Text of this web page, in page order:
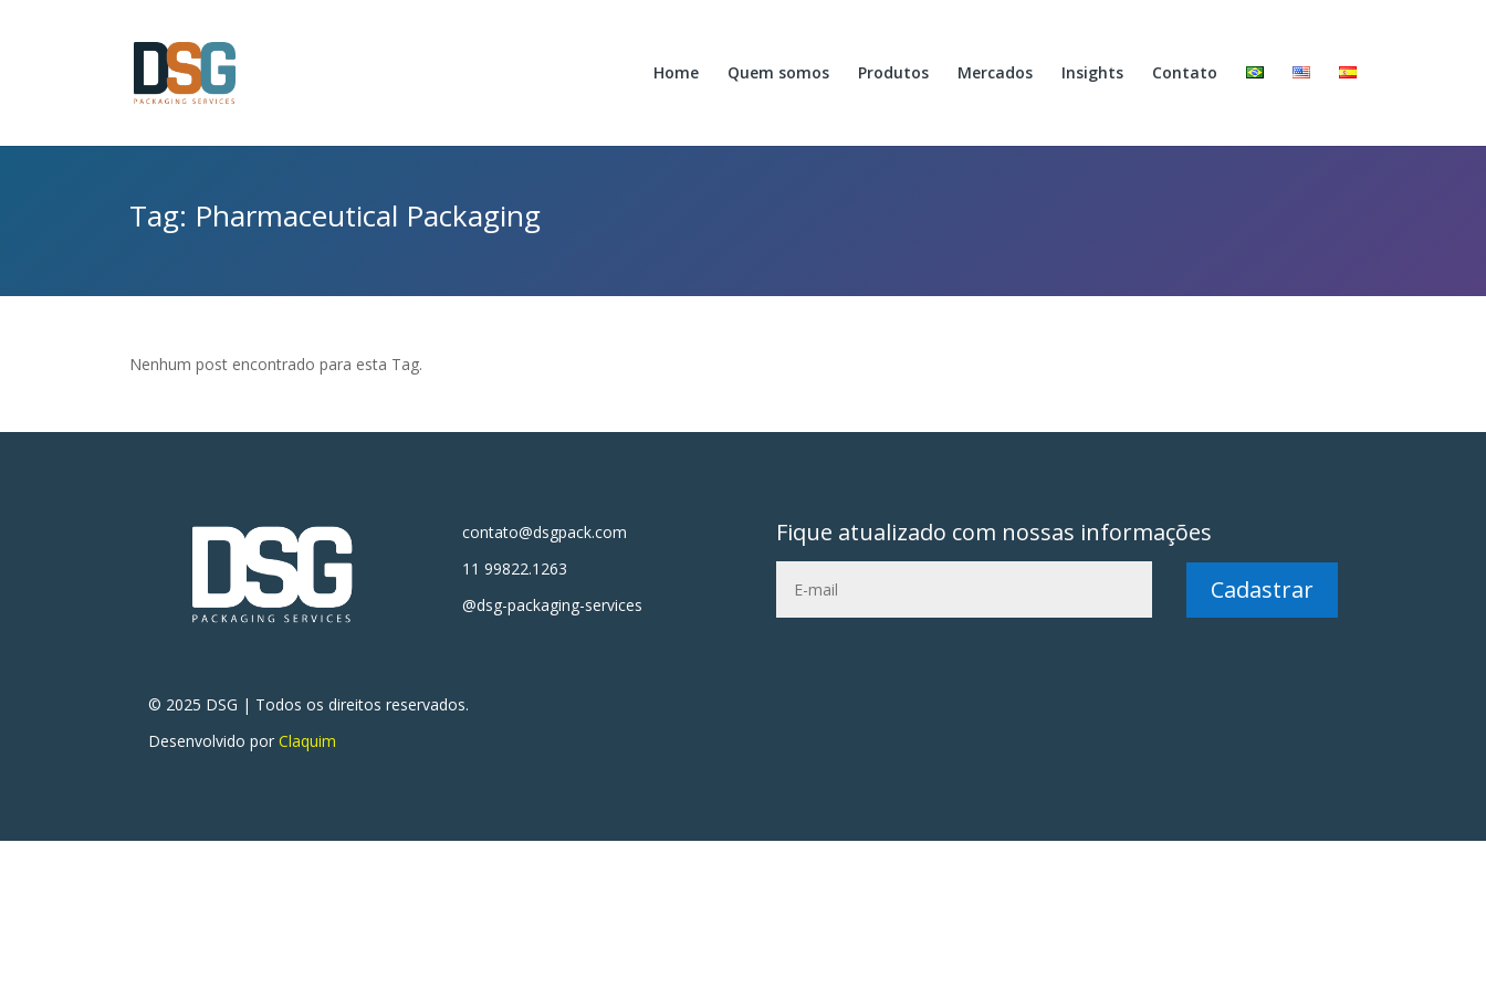
Home Quem somos Produtos Mercados Insights Contato
Tag: Pharmaceutical Packaging
Nenhum post encontrado para esta Tag.
contato@dsgpack.com
11 99822.1263
@dsg-packaging-services
Fique atualizado com nossas informações
Cadastrar
© 2025 DSG | Todos os direitos reservados.
Desenvolvido porClaquim